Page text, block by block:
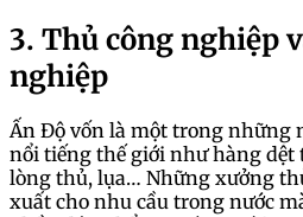
3. Thủ công nghiệp
nghiệp
Ấn Độ vốn là một trong những
nổi tiếng thế giới như hàng dệt
lòng thủ, lụa… Những xưởng
xuất cho nhu cầu trong nước